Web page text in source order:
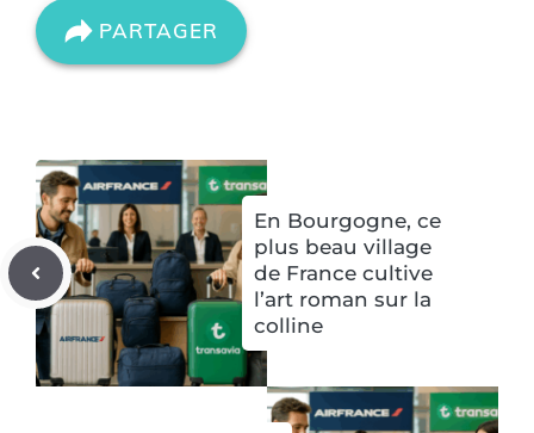
PARTAGER
En Bourgogne, ce
plus beau village
de France cultive
l’art roman sur la
colline